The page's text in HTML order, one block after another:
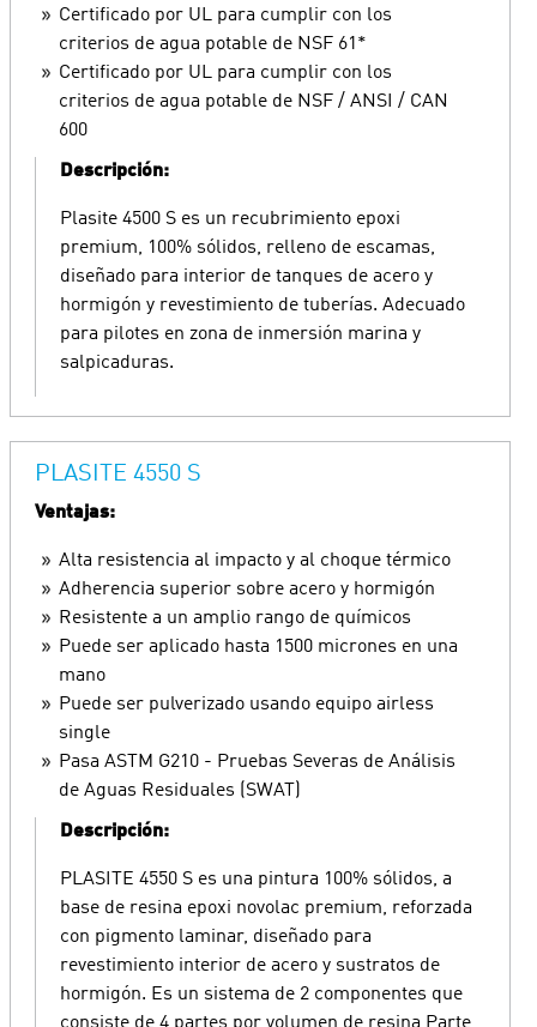
Certificado por UL para cumplir con los
criterios de agua potable de NSF 61*
Certificado por UL para cumplir con los
criterios de agua potable de NSF / ANSI / CAN
600
Descripción:
Plasite 4500 S es un recubrimiento epoxi
premium, 100% sólidos, relleno de escamas,
diseñado para interior de tanques de acero y
hormigón y revestimiento de tuberías. Adecuado
para pilotes en zona de inmersión marina y
salpicaduras.
PLASITE 4550 S
Ventajas:
Alta resistencia al impacto y al choque térmico
Adherencia superior sobre acero y hormigón
Resistente a un amplio rango de químicos
Puede ser aplicado hasta 1500 micrones en una
mano
Puede ser pulverizado usando equipo airless
single
Pasa ASTM G210 - Pruebas Severas de Análisis
de Aguas Residuales (SWAT)
Descripción:
PLASITE 4550 S es una pintura 100% sólidos, a
base de resina epoxi novolac premium, reforzada
con pigmento laminar, diseñado para
revestimiento interior de acero y sustratos de
hormigón. Es un sistema de 2 componentes que